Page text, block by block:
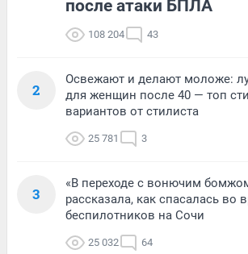
после атаки БПЛА
108 204 43
2
Освежают и делают моложе:
для женщин после 40 — топ
вариантов от стилиста
25 781 3
3
«В переходе с вонючим
рассказала, как спасалась во
беспилотников на Сочи
25 032 64